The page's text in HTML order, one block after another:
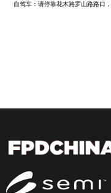
自驾车：请停靠花木路罗山路路口